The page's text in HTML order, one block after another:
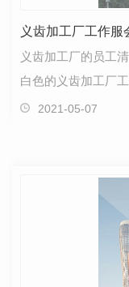
义齿加工厂工作服
义齿加工厂的员工
白色的义齿加工厂
齿加工厂工作服变黄
2021-05-07